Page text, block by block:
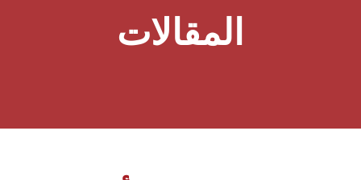
المقالات